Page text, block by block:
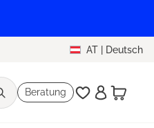
AT | Deutsch
Beratung